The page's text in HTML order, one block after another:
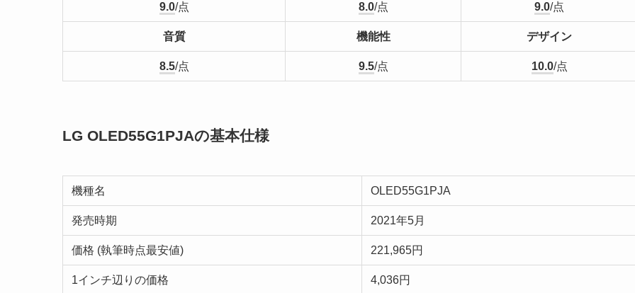
9.0/点 8.0/点 9.0/点
音質 機能性 デザイン
8.5/点 9.5/点 10.0/点
LG OLED55G1PJAの基本仕様
機種名 OLED55G1PJA
発売時期 2021年5月
価格 (執筆時点最安値) 221,965円
1インチ辺りの価格 4,036円